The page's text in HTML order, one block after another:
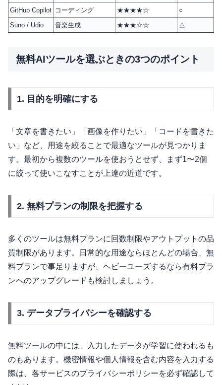
GitHub Copilot コーディング ★★★★☆
○
Suno / Udio
音楽生成 ★★★☆☆ △
無料AIツールを選ぶときの3つのポイント
1. 目的を明確にする
「文章を書きたい」「画像を作りたい」「コードを書きた
い」など、用途を絞ることで最適なツールが見つかりま
す。最初から複数のツールを使おうとせず、まず1〜2個
に絞って使いこなすことが上達の近道です。
2. 無料プランの制限を把握する
多くのツールは無料プランに回数制限やアウトプットの品
質制限があります。日常的な用途ならほとんどの場合、無
料プランで事足りますが、ヘビーユーズするなら有料プラ
ンへのアップグレードも検討しましょう。
3. データプライバシーを確認する
無料ツールの中には、入力したデータが学習に使われるも
のもあります。機密情報や個人情報を含む内容を入力する
際は、各サービスのプライバシーポリシーを必ず確認して